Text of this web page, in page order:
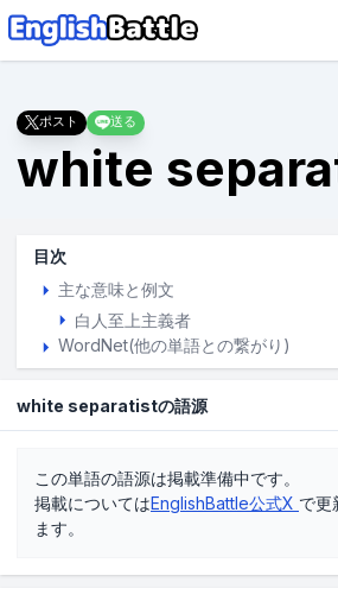
ポスト 送る
white
目次
主な意味と例文
白人至上主義者
WordNet(他の単語との繋がり)
white separatistの語源
この単語の語源は掲載準備中です。
掲載についてはEnglishBattle公式X で更
ます。